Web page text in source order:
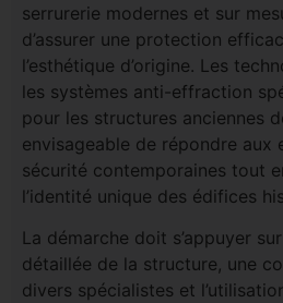
serrurerie modernes et sur
d’assurer une protection
l’esthétique d’origine. Les
les systèmes anti-effraction
pour les structures anciennes
envisageable de répondre aux
sécurité contemporaines tout
l’identité unique des édifices
La démarche doit s’appuyer
détaillée de la structure, une
divers spécialistes et